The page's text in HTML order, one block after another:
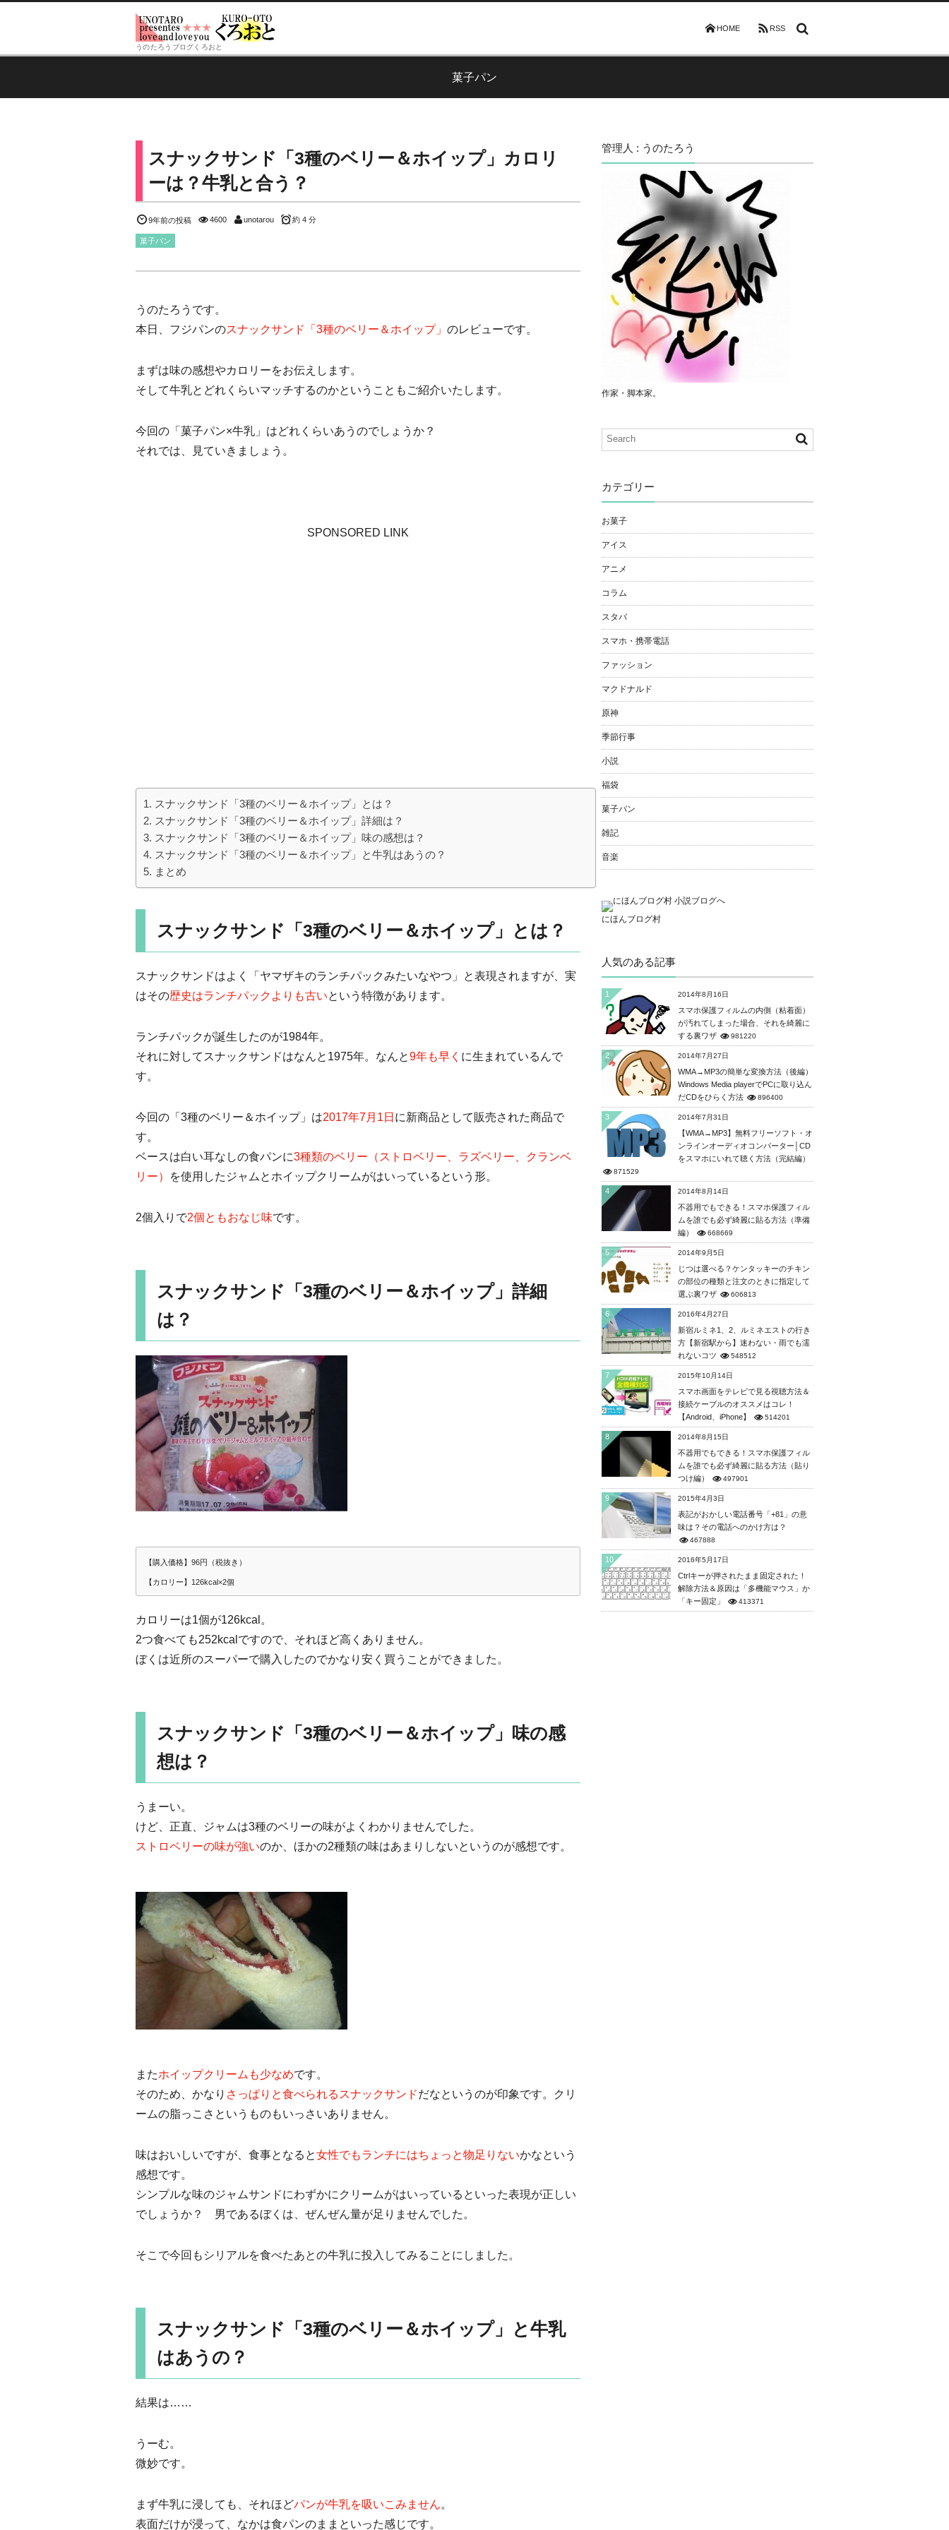
うのたろうブログくろおと
HOME RSS
菓子パン
スナックサンド「3種のベリー＆ホイップ」カロリ
ーは？牛乳と合う？
9年前の投稿 4600 unotarou 約 4 分
菓子パン
うのたろうです。
本日、フジパンのスナックサンド「3種のベリー＆ホイップ」 のレビューです。
まずは味の感想やカロリーをお伝えします。
そして牛乳とどれくらいマッチするのかということもご紹介いたします。
今回の「菓子パン×牛乳」はどれくらいあうのでしょうか？
それでは、見ていきましょう。
SPONSORED LINK
スナックサンド「3種のベリー＆ホイップ」とは？
スナックサンド「3種のベリー＆ホイップ」詳細は？
スナックサンド「3種のベリー＆ホイップ」味の感想は？
スナックサンド「3種のベリー＆ホイップ」と牛乳はあうの？
まとめ
スナックサンド「3種のベリー＆ホイップ」とは？
スナックサンドはよく「ヤマザキのランチパックみたいなやつ」と表現されますが、実
はその歴史はランチパックよりも古いという特徴があります。
ランチパックが誕生したのが1984年。
それに対してスナックサンドはなんと1975年。なんと9年も早く に生まれているんで
す。
今回の「3種のベリー＆ホイップ」は2017年7月1日 に新商品として販売された商品で
す。
ベースは白い耳なしの食パンに3種類のベリー（ストロベリー、ラズベリー、クランベ
リー）
を使用したジャムとホイップクリームがはいっているという形。
2個入りで2個ともおなじ味です。
スナックサンド「3種のベリー＆ホイップ」詳細
は？
【購入価格】96円（税抜き）
【カロリー】126kcal×2個
カロリーは1個が126kcal。
2つ食べても252kcalですので、それほど高くありません。
ぼくは近所のスーパーで購入したのでかなり安く買うことができました。
スナックサンド「3種のベリー＆ホイップ」味の感
想は？
うまーい。
けど、正直、ジャムは3種のベリーの味がよくわかりませんでした。
ストロベリーの味が強いのか、ほかの2種類の味はあまりしないというのが感想です。
またホイップクリームも少なめです。
そのため、かなり さっぱりと食べられるスナックサンドだなというのが印象です。クリ
ームの脂っこさというものもいっさいありません。
味はおいしいですが、食事となると女性でもランチにはちょっと物足りないかなという
感想です。
シンプルな味のジャムサンドにわずかにクリームがはいっているといった表現が正しい
でしょうか？ 男であるぼくは、ぜんぜん量が足りませんでした。
そこで今回もシリアルを食べたあとの牛乳に投入してみることにしました。
スナックサンド「3種のベリー＆ホイップ」と牛乳
はあうの？
結果は……
うーむ。
微妙です。
まず牛乳に浸しても、それほどパンが牛乳を吸いこみません。
表面だけが浸って、なかは食パンのままといった感じです。
管理人 : うのたろう
作家・脚本家。
カテゴリー
お菓子
アイス
アニメ
コラム
スタバ
スマホ・携帯電話
ファッション
マクドナルド
原神
季節行事
小説
福袋
菓子パン
雑記
音楽
にほんブログ村
人気のある記事
1 2014年8月16日
スマホ保護フィルムの内側（粘着面）
が汚れてしまった場合、それを綺麗に
する裏ワザ
981220
2 2014年7月27日
WMA→MP3の簡単な変換方法（後編）
Windows Media playerでPCに取り込ん
だCDをひらく方法
896400
3 2014年7月31日
【WMA→MP3】無料フリーソフト・オ
ンラインオーディオコンバーター│CD
をスマホにいれて聴く方法（完結編）
871529
4 2014年8月14日
不器用でもできる！スマホ保護フィル
ムを誰でも必ず綺麗に貼る方法（準備
編）
668669
5 2014年9月5日
じつは選べる？ケンタッキーのチキン
の部位の種類と注文のときに指定して
選ぶ裏ワザ
606813
6 2016年4月27日
新宿ルミネ1、2、ルミネエストの行き
方【新宿駅から】迷わない・雨でも濡
れないコツ
548512
7 2015年10月14日
スマホ画面をテレビで見る視聴方法＆
接続ケーブルのオススメはコレ！
【Android、iPhone】
514201
8 2014年8月15日
不器用でもできる！スマホ保護フィル
ムを誰でも必ず綺麗に貼る方法（貼り
つけ編）
497901
9 2015年4月3日
表記がおかしい電話番号「+81」の意
味は？その電話へのかけ方は？
467888
10 2016年5月17日
Ctrlキーが押されたまま固定された！
解除方法＆原因は「多機能マウス」か
「キー固定」
413371